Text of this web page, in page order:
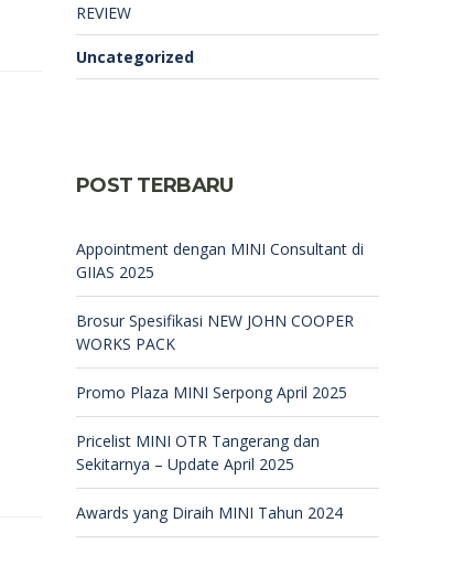
REVIEW
Uncategorized
POST TERBARU
Appointment dengan MINI Consultant di
GIIAS 2025
Brosur Spesifikasi NEW JOHN COOPER
WORKS PACK
Promo Plaza MINI Serpong April 2025
Pricelist MINI OTR Tangerang dan
Sekitarnya – Update April 2025
Awards yang Diraih MINI Tahun 2024